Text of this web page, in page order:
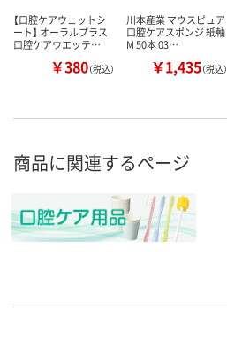
【口腔ケアウェットシ
ート】 オーラルプラス
口腔ケアウエッテ…
￥380（税込）
川本産業 マウスピュア
口腔ケアスポンジ 紙軸
M 50本 03…
￥1,435（税込）
商品に関連するページ